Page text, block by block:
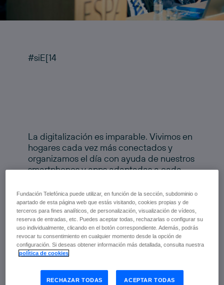
#siE[14
La digitalización es imparable. Vivimos en
hogares cada vez más conectados y
organizamos el día con ayuda de nuestros
smartphones y apps adaptadas a cada
consulta el móvil cada 5 minutos y las
redes sociales ganan terreno entre los
adultos de 45 a 54 años. 26,25 millones de
españoles acceden regularmente a
Internet y el 78%, todos los días; el
porcentaje se dispara en el caso de los
jóvenes. El grupo que más crece es el de
entre 55 y 64 años: 13 millones de usuarios
conectados. Las redes sociales se hacen
Fundación Telefónica puede utilizar, en función de la sección, subdominio o
apartado de esta página web que estás visitando, cookies propias y de
terceros para fines analíticos, de personalización, visualización de vídeos,
reserva de entradas, etc. Puedes aceptar todas, rechazarlas o configurar su
uso individualmente, clicando en el botón correspondiente. Además, podrás
revocar tu consentimiento en cualquier momento desde la opción de
configuración. Si deseas obtener información más detallada, consulta nuestra
política de cookies
RECHAZAR TODAS ACEPTAR TODAS